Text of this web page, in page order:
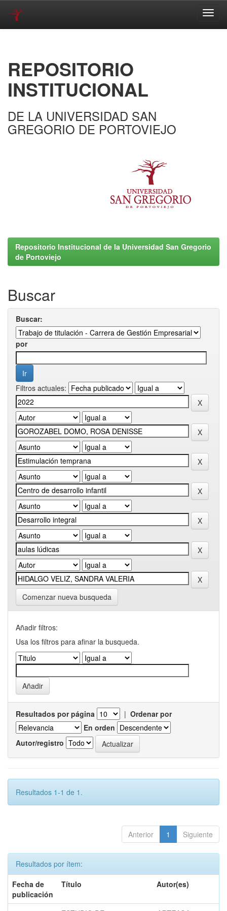
REPOSITORIO
INSTITUCIONAL
DE LA UNIVERSIDAD SAN
GREGORIO DE PORTOVIEJO
Repositorio Institucional de la Universidad San Gregorio
de Portoviejo
Buscar
Buscar:
por
Filtros actuales:
Comenzar nueva busqueda
Añadir filtros:
Usa los filtros para afinar la busqueda.
Resultados por página | Ordenar por
En orden
Autor/registro
Resultados 1-1 de 1.
Anterior 1 Siguiente
Resultados por ítem:
Fecha de
publicación
Título Autor(es)